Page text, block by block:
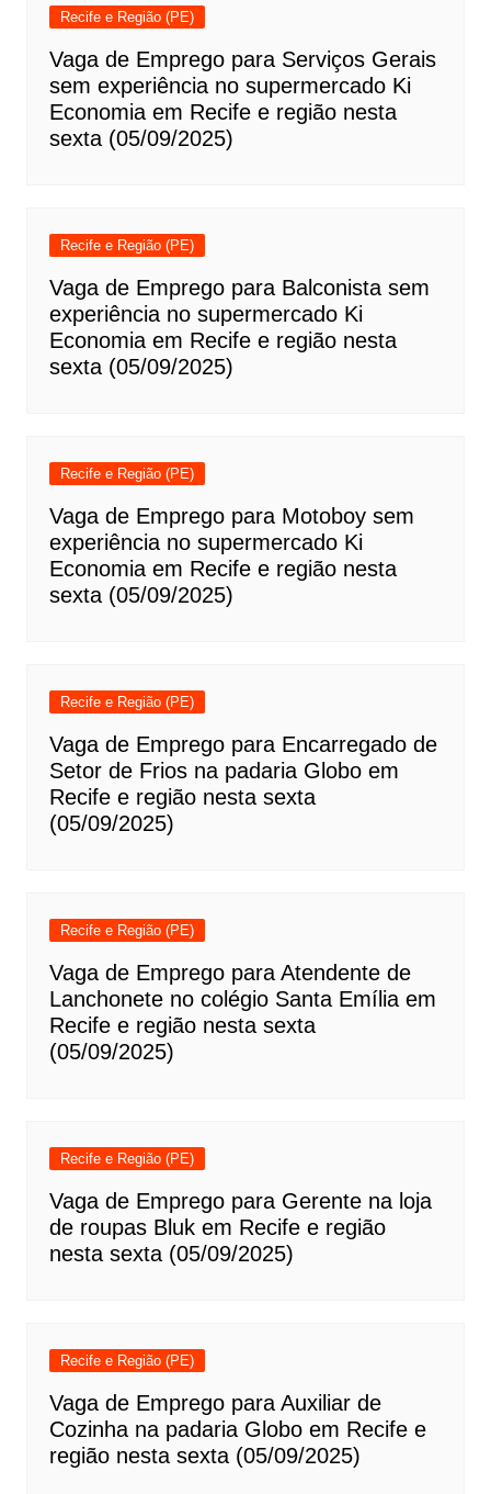
Recife e Região (PE)
Vaga de Emprego para Serviços Gerais
sem experiência no supermercado Ki
Economia em Recife e região nesta
sexta (05/09/2025)
Recife e Região (PE)
Vaga de Emprego para Balconista sem
experiência no supermercado Ki
Economia em Recife e região nesta
sexta (05/09/2025)
Recife e Região (PE)
Vaga de Emprego para Motoboy sem
experiência no supermercado Ki
Economia em Recife e região nesta
sexta (05/09/2025)
Recife e Região (PE)
Vaga de Emprego para Encarregado de
Setor de Frios na padaria Globo em
Recife e região nesta sexta
(05/09/2025)
Recife e Região (PE)
Vaga de Emprego para Atendente de
Lanchonete no colégio Santa Emília em
Recife e região nesta sexta
(05/09/2025)
Recife e Região (PE)
Vaga de Emprego para Gerente na loja
de roupas Bluk em Recife e região
nesta sexta (05/09/2025)
Recife e Região (PE)
Vaga de Emprego para Auxiliar de
Cozinha na padaria Globo em Recife e
região nesta sexta (05/09/2025)